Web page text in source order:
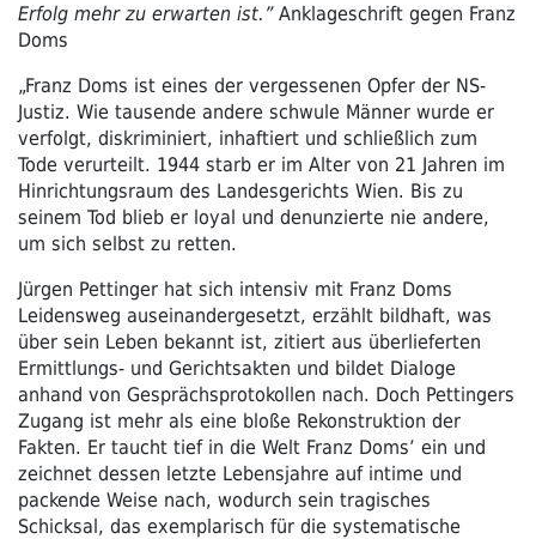
Erfolg mehr zu erwarten ist.” Anklageschrift gegen Franz
Doms
„Franz Doms ist eines der vergessenen Opfer der NS-
Justiz. Wie tausende andere schwule Männer wurde er
verfolgt, diskriminiert, inhaftiert und schließlich zum
Tode verurteilt. 1944 starb er im Alter von 21 Jahren im
Hinrichtungsraum des Landesgerichts Wien. Bis zu
seinem Tod blieb er loyal und denunzierte nie andere,
um sich selbst zu retten.
Jürgen Pettinger hat sich intensiv mit Franz Doms
Leidensweg auseinandergesetzt, erzählt bildhaft, was
über sein Leben bekannt ist, zitiert aus überlieferten
Ermittlungs- und Gerichtsakten und bildet Dialoge
anhand von Gesprächsprotokollen nach. Doch Pettingers
Zugang ist mehr als eine bloße Rekonstruktion der
Fakten. Er taucht tief in die Welt Franz Doms’ ein und
zeichnet dessen letzte Lebensjahre auf intime und
packende Weise nach, wodurch sein tragisches
Schicksal, das exemplarisch für die systematische